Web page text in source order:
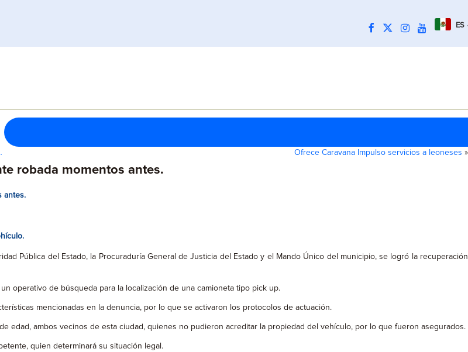
ES
Ofrece Caravana Impulso servicios a leoneses »
robada momentos antes.
antes.
Pública del Estado, la Procuraduría General de Justicia del Estado y el Mando Único del municipio, se logró la recuperación
operativo de búsqueda para la localización de una camioneta tipo pick up.
mencionadas en la denuncia, por lo que se activaron los protocolos de actuación.
edad, ambos vecinos de esta ciudad, quienes no pudieron acreditar la propiedad del vehículo, por lo que fueron asegurados.
quien determinará su situación legal.